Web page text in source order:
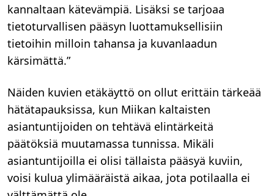
kannaltaan kätevämpiä. Lisäksi se tarjoaa
tietoturvallisen pääsyn luottamuksellisiin
tietoihin milloin tahansa ja kuvanlaadun
kärsimättä.”
Näiden kuvien etäkäyttö on ollut erittäin tärkeää
hätätapauksissa, kun Miikan kaltaisten
asiantuntijoiden on tehtävä elintärkeitä
päätöksiä muutamassa tunnissa. Mikäli
asiantuntijoilla ei olisi tällaista pääsyä kuviin,
voisi kulua ylimääräistä aikaa, jota potilaalla ei